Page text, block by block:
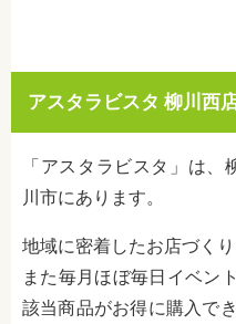
アスタラビスタ 柳川西
「アスタラビスタ」は
川市にあります。
地域に密着したお店づく
また毎月ほぼ毎日イベン
該当商品がお得に購入で